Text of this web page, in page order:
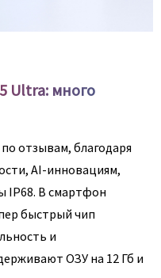
Ultra: много
отзывам, благодаря
AI-инновациям,
IP68. В смартфон
быстрый чип
и
ОЗУ на 12 Гб и